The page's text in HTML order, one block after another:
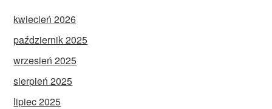
kwiecień 2026
październik 2025
wrzesień 2025
sierpień 2025
lipiec 2025